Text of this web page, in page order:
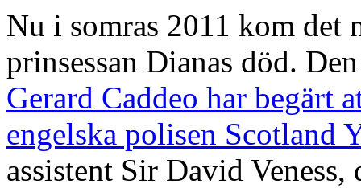
Nu i somras 2011 kom
prinsessan Dianas död.
Gerard Caddeo har begärt
engelska polisen Scotland
assistent Sir David